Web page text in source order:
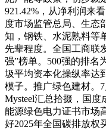
921.42%，从净利润来
度市场监管总局、生态
知，钢铁、水泥熟料等
先辈程度。全国工商联
强”榜单。500强的排名
圾平均资本化操纵率达
模子。推广绿色建材。
Mysteel汇总拾掇，国
能源绿色电力证书市场
好2025年全国碳排放权